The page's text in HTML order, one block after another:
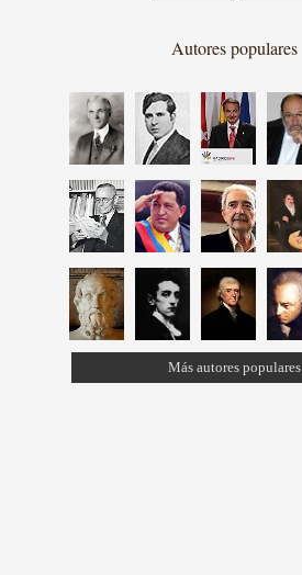
Autores populares
Más autores populares